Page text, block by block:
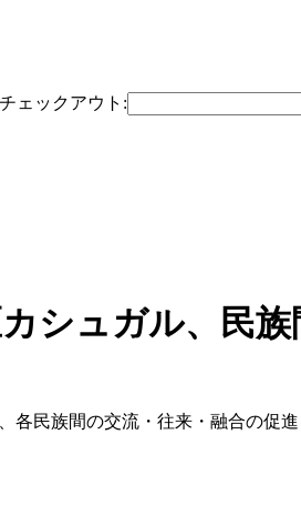
チェックアウト:
シュガル、民
各民族間の交流・往来・融合の促